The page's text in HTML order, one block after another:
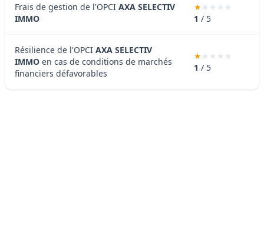
Frais de gestion de l'OPCI AXA SELECTIV
IMMO
1 / 5
Résilience de l'OPCI AXA SELECTIV
IMMO en cas de conditions de marchés
financiers défavorables
1 / 5